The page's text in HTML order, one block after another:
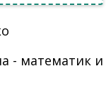
- математик и